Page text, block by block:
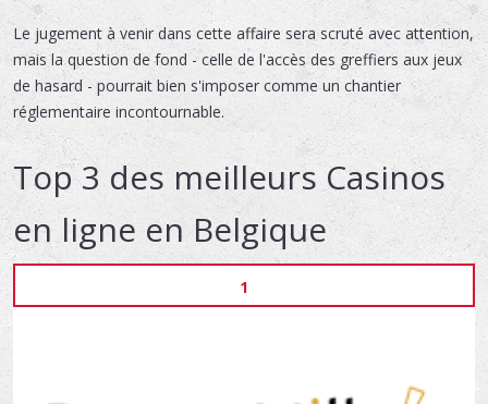
Le jugement à venir dans cette affaire sera scruté avec attention,
mais la question de fond - celle de l'accès des greffiers aux jeux
de hasard - pourrait bien s'imposer comme un chantier
réglementaire incontournable.
Top 3 des meilleurs Casinos
en ligne en Belgique
1